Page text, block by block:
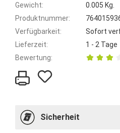
Gewicht:
0.005 Kg.
Produktnummer:
Verfügbarkeit:
Sofort
Lieferzeit:
1 - 2 Tage
Bewertung:
Sicherheit